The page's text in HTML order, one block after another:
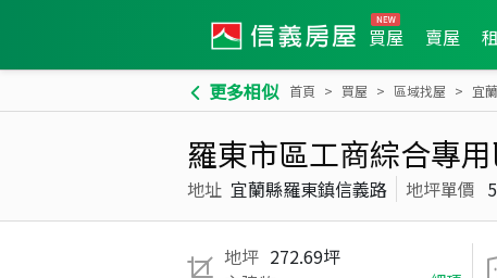
買屋 賣屋
更多相似 首頁 買屋 區域找屋 宜
羅東市區工商綜合專用
地址 宜蘭縣羅東鎮信義路 地坪單價
地坪 272.69坪